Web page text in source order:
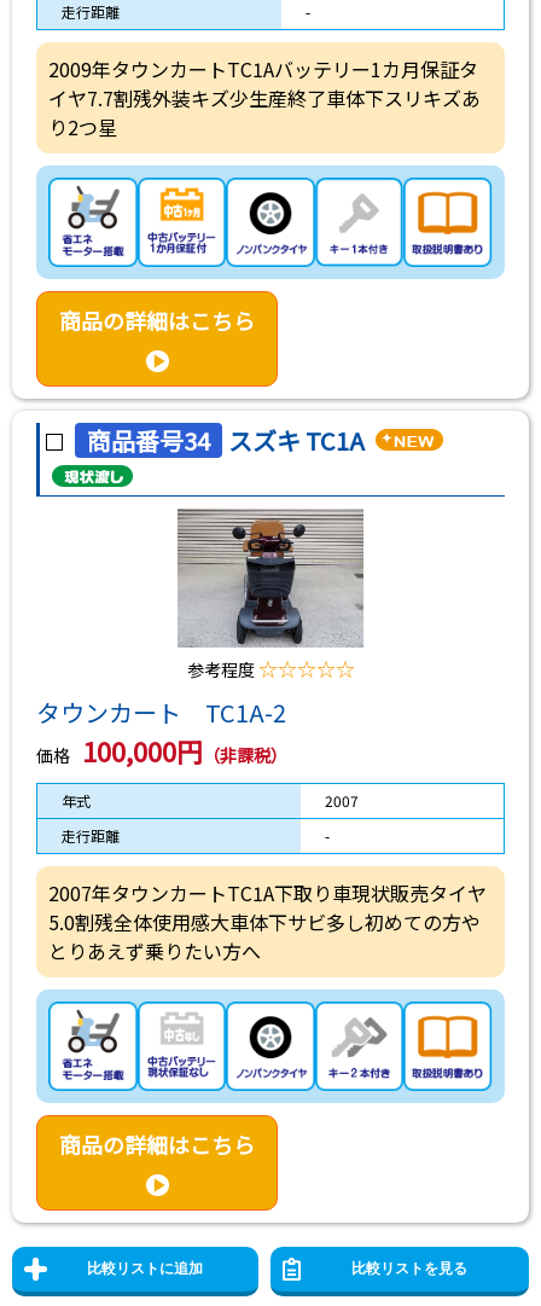
走行距離
-
2009年タウンカートTC1Aバッテリー1カ月保証タ
イヤ7.7割残外装キズ少生産終了車体下スリキズあ
り2つ星
商品の詳細はこちら
商品番号34 スズキ TC1A
参考程度☆☆☆☆☆
タウンカート TC1A-2
価格 100,000円 （非課税）
年式
2007
走行距離
-
2007年タウンカートTC1A下取り車現状販売タイヤ
5.0割残全体使用感大車体下サビ多し初めての方や
とりあえず乗りたい方へ
商品の詳細はこちら